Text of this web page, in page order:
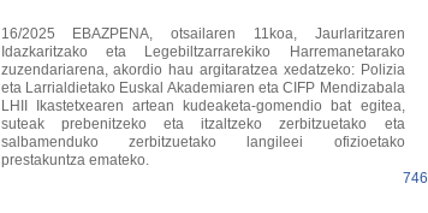
16/2025 EBAZPENA, otsailaren 11koa, Jaurlaritzaren
Idazkaritzako eta Legebiltzarrarekiko Harremanetarako
zuzendariarena, akordio hau argitaratzea xedatzeko: Polizia
eta Larrialdietako Euskal Akademiaren eta CIFP Mendizabala
LHII Ikastetxearen artean kudeaketa-gomendio bat egitea,
suteak prebenitzeko eta itzaltzeko zerbitzuetako eta
salbamenduko zerbitzuetako langileei ofizioetako
prestakuntza emateko.
746